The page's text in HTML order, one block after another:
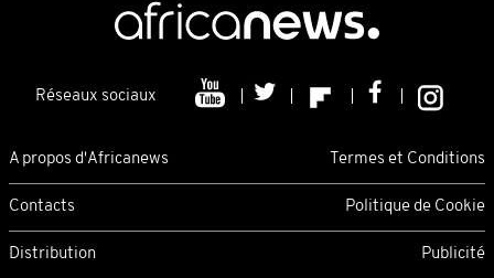
Réseaux sociaux
A propos d'Africanews Termes et Conditions
Contacts Politique de Cookie
Distribution Publicité